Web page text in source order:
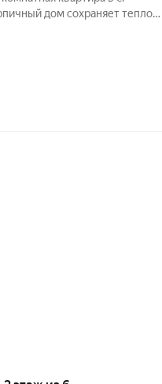
дом сохраняет тепло,
Квартира на второй этаж,